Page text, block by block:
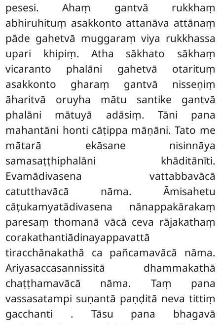
pesesi. Ahaṃ gantvā rukkhaṃ
abhiruhituṃ asakkonto attanāva attānaṃ
pāde gahetvā muggaraṃ viya rukkhassa
upari khipiṃ. Atha sākhato sākhaṃ
vicaranto phalāni gahetvā otarituṃ
asakkonto gharaṃ gantvā nisseṇiṃ
āharitvā oruyha mātu santike gantvā
phalāni mātuyā adāsiṃ. Tāni pana
mahantāni honti cāṭippa māṇāni. Tato me
mātarā ekāsane nisinnāya
samasaṭṭhiphalāni khāditānīti.
Evamādivasena vattabbavācā
catutthavācā nāma. Āmisahetu
cāṭukamyatādivasena nānappakārakaṃ
paresaṃ thomanā vācā ceva rājakathaṃ
corakathantiādinayappavattā
tiracchānakathā ca pañcamavācā nāma.
Ariyasaccasannissitā dhammakathā
chaṭṭhamavācā nāma. Taṃ pana
vassasatampi suṇantā paṇḍitā neva tittiṃ
gacchanti . Tāsu pana bhagavā